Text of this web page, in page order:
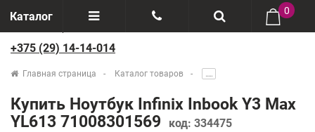
Каталог
Отзывы
Производители
+375(29) 888-44-44
0
+375 (29) 14-14-014
Главная страница Каталог товаров .....
Купить Ноутбук Infinix Inbook Y3 Max
YL613 71008301569
код: 334475